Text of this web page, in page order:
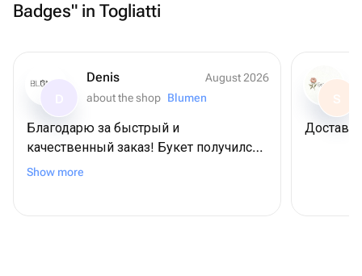
Badges" in Togliatti
Denis
August 2026
about the shop Blumen
Благодарю за быстрый и
качественный заказ! Букет получился
отличный! Именинница в восторге! 😎
Show more
S